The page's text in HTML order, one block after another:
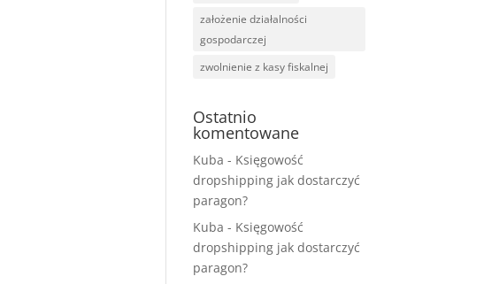
założenie działalności
gospodarczej
zwolnienie z kasy fiskalnej
Ostatnio
komentowane
Kuba - Księgowość
dropshipping jak dostarczyć
paragon?
Kuba - Księgowość
dropshipping jak dostarczyć
paragon?